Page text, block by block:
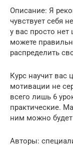
Описание: Я
чувствует себя
у вас просто
можете
распределить
Курс научит вас
мотивации не
всего лишь 6
практические.
ним можно будет
Авторы: